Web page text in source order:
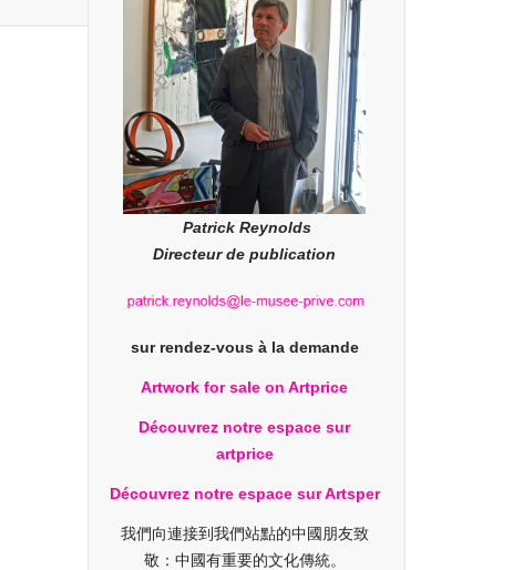
Patrick Reynolds
Directeur de publication
sur rendez-vous à la demande
Artwork for sale on Artprice
Découvrez notre espace sur
artprice
Découvrez notre espace sur Artsper
我們向連接到我們站點的中國朋友致
敬：中國有重要的文化傳統。